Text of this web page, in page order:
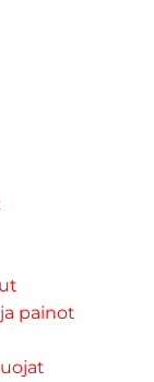
painot